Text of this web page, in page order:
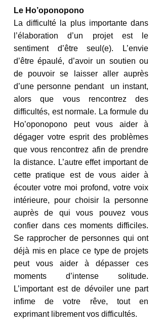
Le Ho’oponopono
La difficulté la plus importante dans
l’élaboration d’un projet est le
sentiment d’être seul(e). L’envie
d’être épaulé, d’avoir un soutien ou
de pouvoir se laisser aller auprès
d’une personne pendant  un instant,
alors que vous rencontrez des
difficultés, est normale. La formule du
Ho’oponopono peut vous aider à
dégager votre esprit des problèmes
que vous rencontrez afin de prendre
la distance. L’autre effet important de
cette pratique est de vous aider à
écouter votre moi profond, votre voix
intérieure, pour choisir la personne
auprès de qui vous pouvez vous
confier dans ces moments difficiles.
Se rapprocher de personnes qui ont
déjà mis en place ce type de projets
peut vous aider à dépasser ces
moments d’intense solitude.
L’important est de dévoiler une part
infime de votre rêve, tout en
exprimant librement vos difficultés.